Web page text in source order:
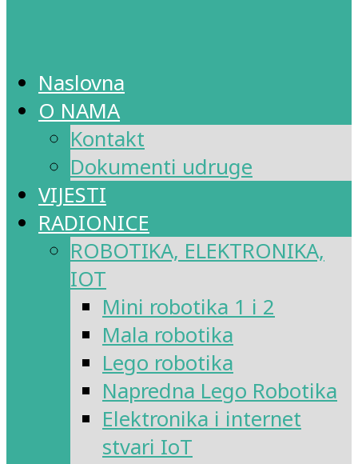
Naslovna
O NAMA
Kontakt
Dokumenti udruge
VIJESTI
RADIONICE
ROBOTIKA, ELEKTRONIKA,
IOT
Mini robotika 1 i 2
Mala robotika
Lego robotika
Napredna Lego Robotika
Elektronika i internet
stvari IoT